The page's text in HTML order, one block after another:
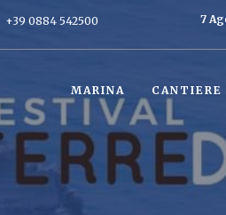
+39 0884 542500 7
MARINA CANTIERE